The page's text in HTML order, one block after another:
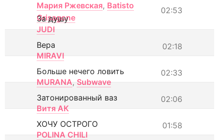
Мария Ржевская, Batisto
Grisagone
02:53
За душу
JUDI
02:18
Вера
MIRAVI
02:33
Больше нечего ловить
MURANA, Subwave
02:06
Затонированный ваз
Витя АК
01:58
ХОЧУ ОСТРОГО
POLINA CHILI